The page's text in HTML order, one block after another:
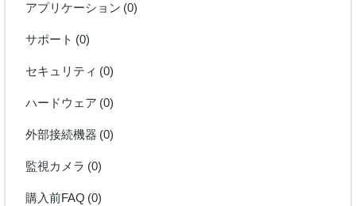
アプリケーション (0)
サポート (0)
セキュリティ (0)
ハードウェア (0)
外部接続機器 (0)
監視カメラ (0)
購入前FAQ (0)